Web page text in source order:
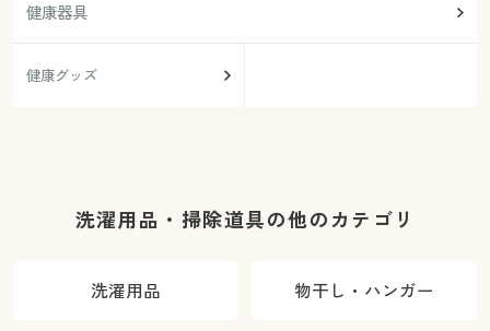
健康器具
健康グッズ
洗濯用品・掃除道具の他のカテゴリ
洗濯用品 物干し・ハンガー